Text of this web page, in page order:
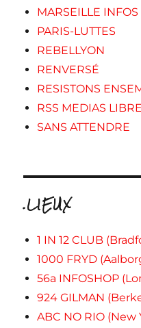
MARSEILLE
PARIS-LUTTES
REBELLYON
RENVERSÉ
RESISTONS
RSS MEDIAS
SANS ATTENDRE
.LIEUX
1 IN 12 CLUB
1000 FRYD
56a INFOSHOP
924 GILMAN
ABC NO RIO (New